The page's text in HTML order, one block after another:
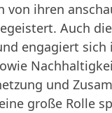
von ihren
Auch
engagiert sich
und
große Rolle